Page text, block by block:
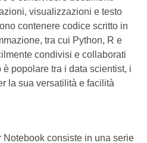
visualizzazioni e testo
contenere codice scritto in
tra cui Python, R e
condivisi e collaborati
popolare tra i data scientist, i
la sua versatilità e facilità
Notebook consiste in una serie